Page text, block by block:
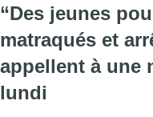
“Des jeunes
matraqués et
appellent à une
lundi